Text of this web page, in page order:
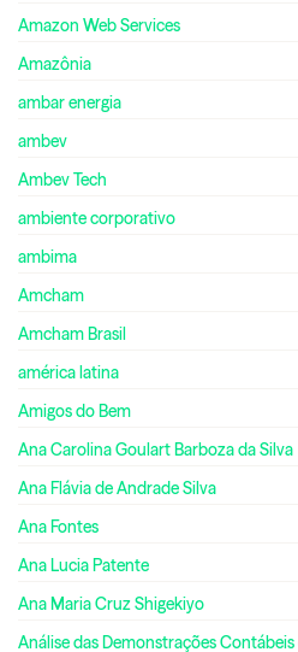
Amazon Web Services
Amazônia
ambar energia
ambev
Ambev Tech
ambiente corporativo
ambima
Amcham
Amcham Brasil
américa latina
Amigos do Bem
Ana Carolina Goulart Barboza da Silva
Ana Flávia de Andrade Silva
Ana Fontes
Ana Lucia Patente
Ana Maria Cruz Shigekiyo
Análise das Demonstrações